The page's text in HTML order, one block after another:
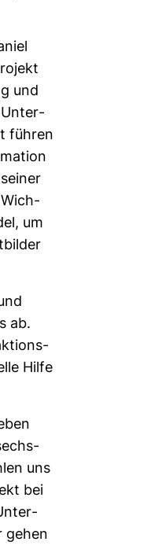
und
Unter­
führen
Wich­
um
ab.
Hilfe
uns
bei
gehen